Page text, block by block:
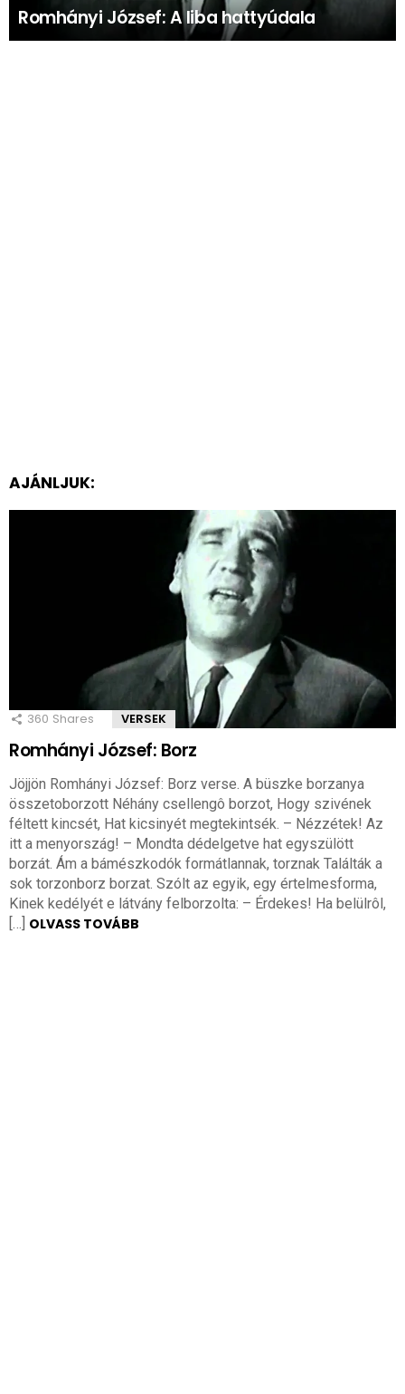
Romhányi József: A liba hattyúdala
AJÁNLJUK:
360 Shares VERSEK
Romhányi József: Borz
Jöjjön Romhányi József: Borz verse. A büszke borzanya
összetoborzott Néhány csellengô borzot, Hogy szivének
féltett kincsét, Hat kicsinyét megtekintsék. – Nézzétek! Az
itt a menyország! – Mondta dédelgetve hat egyszülött
borzát. Ám a bámészkodók formátlannak, torznak Találták a
sok torzonborz borzat. Szólt az egyik, egy értelmesforma,
Kinek kedélyét e látvány felborzolta: – Érdekes! Ha belülrôl,
[…] OLVASS TOVÁBB